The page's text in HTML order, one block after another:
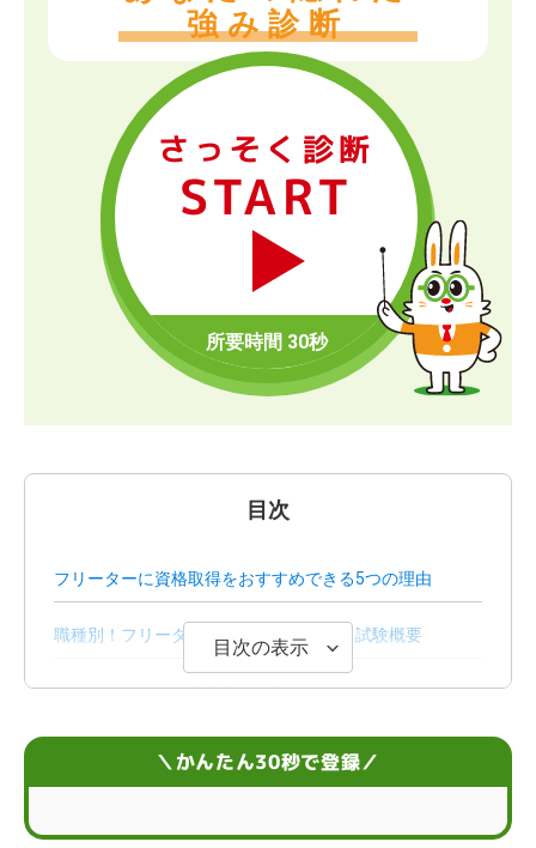
強み診断
さっそく診断
START
目次
フリーターに資格取得をおすすめできる5つの理由
職種別！フリーターにおすすめの資格と試験概要
フリーター女性におすすめの3つの資格
目次の表示
＼かんたん30秒で登録／